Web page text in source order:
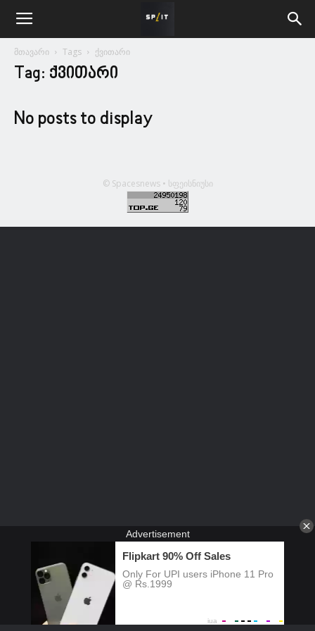
მთავარი Tags ქვითარი
Tag: ქვითარი
No posts to display
© Spacesnews • სფეისნიუსი